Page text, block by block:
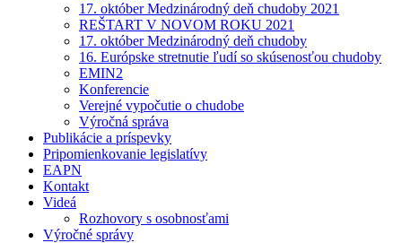
17. október Medzinárodný deň chudoby 2021
REŠTART V NOVOM ROKU 2021
17. október Medzinárodný deň chudoby
16. Európske stretnutie ľudí so skúsenosťou chudoby
EMIN2
Konferencie
Verejné vypočutie o chudobe
Výročná správa
Publikácie a príspevky
Pripomienkovanie legislatívy
EAPN
Kontakt
Videá
Rozhovory s osobnosťami
Výročné správy